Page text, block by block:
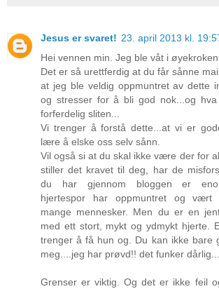
Jesus er svaret! 23. april 2013 kl.
Hei vennen min. Jeg ble våt i øyekroken
Det er så urettferdig at du får sånne
at jeg ble veldig oppmuntret av dette
og stresser for å bli god nok...og
forferdelig sliten...
Vi trenger å forstå dette...at vi er
lære å elske oss selv sånn.
Vil også si at du skal ikke være der for
stiller det kravet til deg, har de
du har gjennom bloggen er
hjertespor har oppmuntret og vært
mange mennesker. Men du er en
med ett stort, mykt og ydmykt hjerte.
trenger å få hun og. Du kan ikke bare
meg....jeg har prøvd!! det funker dårlig....
Grenser er viktig. Og det er ikke feil